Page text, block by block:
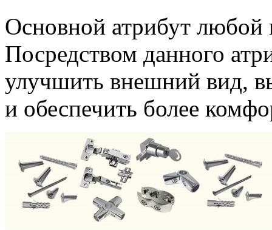
Основной атрибут любой
Посредством данного
улучшить внешний вид,
и обеспечить более